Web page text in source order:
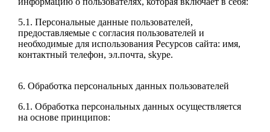
5.1. Персональные данные пользователей,
предоставляемые с согласия пользователей и
необходимые для использования Ресурсов сайта: имя,
контактный телефон, эл.почта, skype.
6. Обработка персональных данных пользователей
6.1. Обработка персональных данных осуществляется
на основе принципов: